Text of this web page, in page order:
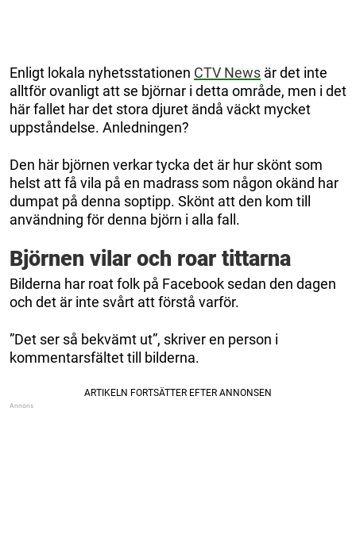
Enligt lokala nyhetsstationen CTV News är det inte
alltför ovanligt att se björnar i detta område, men i det
här fallet har det stora djuret ändå väckt mycket
uppståndelse. Anledningen?
Den här björnen verkar tycka det är hur skönt som
helst att få vila på en madrass som någon okänd har
dumpat på denna soptipp. Skönt att den kom till
användning för denna björn i alla fall.
Björnen vilar och roar tittarna
Bilderna har roat folk på Facebook sedan den dagen
och det är inte svårt att förstå varför.
”Det ser så bekvämt ut”, skriver en person i
kommentarsfältet till bilderna.